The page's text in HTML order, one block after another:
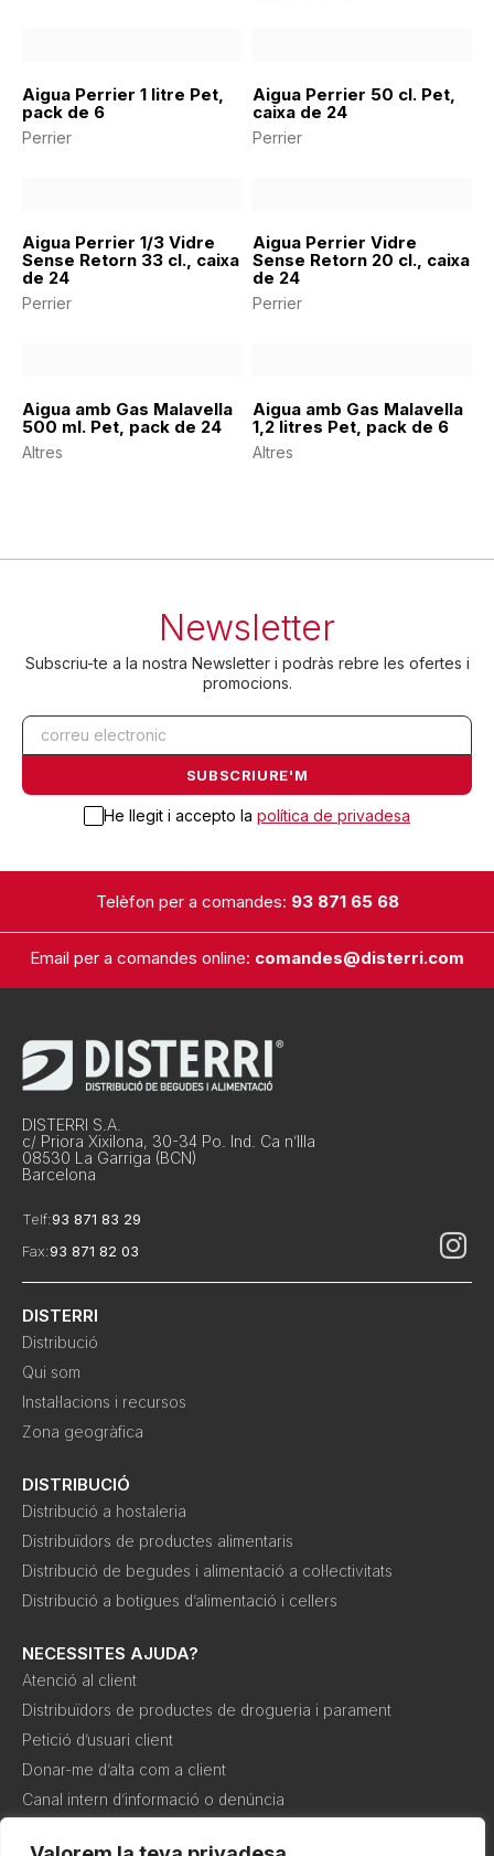
Aigua Perrier 1 litre Pet,
pack de 6
Perrier
Aigua Perrier 50 cl. Pet,
caixa de 24
Perrier
Aigua Perrier 1/3 Vidre
Sense Retorn 33 cl., caixa
de 24
Perrier
Aigua Perrier Vidre
Sense Retorn 20 cl., caixa
de 24
Perrier
Aigua amb Gas Malavella
500 ml. Pet, pack de 24
Altres
Aigua amb Gas Malavella
1,2 litres Pet, pack de 6
Altres
Newsletter
Subscriu-te a la nostra Newsletter i podràs rebre les ofertes i
promocions.
He llegit i accepto la política de privadesa
Telèfon per a comandes: 93 871 65 68
Email per a comandes online: comandes@disterri.com
DISTERRI S.A.
c/ Priora Xixilona, 30-34 Po. Ind. Ca n’Illa
08530 La Garriga (BCN)
Barcelona
Telf:93 871 83 29
Fax:93 871 82 03
DISTERRI
Distribució
Qui som
Instal·lacions i recursos
Zona geogràfica
DISTRIBUCIÓ
Distribució a hostaleria
Distribuïdors de productes alimentaris
Distribució de begudes i alimentació a col·lectivitats
Distribució a botigues d’alimentació i cellers
NECESSITES AJUDA?
Atenció al client
Distribuïdors de productes de drogueria i parament
Petició d’usuari client
Donar-me d’alta com a client
Canal intern d’informació o denúncia